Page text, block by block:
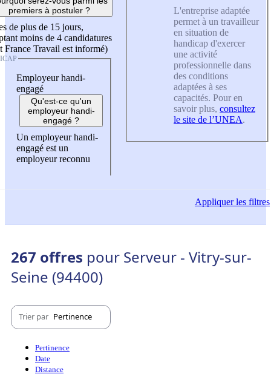
premiers à postuler ?
de plus de 15 jours,
moins de 4 candidatures
France Travail est informé)
Employeur handi-
engagé
Qu'est-ce qu'un
employeur handi-
engagé ?
Un employeur handi-
engagé est un
employeur reconnu
L'entreprise adaptée
permet à un travailleur
en situation de
handicap d'exercer
une activité
professionnelle dans
des conditions
adaptées à ses
capacités. Pour en
savoir plus, consultez
le site de l’UNEA.
Appliquerles filtres
267 offres pour Serveur - Vitry-sur-
Seine (94400)
Trier par Pertinence
Pertinence
Date
Distance